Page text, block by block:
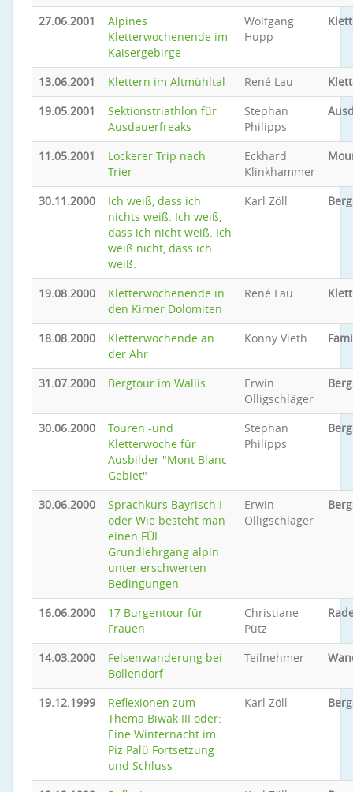
27.06.2001
Alpines
Kletterwochenende im
Kaisergebirge
Wolfgang
Hupp
13.06.2001 Klettern im Altmühltal René Lau
19.05.2001
Sektionstriathlon für
Ausdauerfreaks
Stephan
Philipps
11.05.2001
Lockerer Trip nach
Trier
Eckhard
Klinkhammer
30.11.2000
Ich weiß, dass ich
nichts weiß. Ich weiß,
dass ich nicht weiß. Ich
weiß nicht, dass ich
weiß.
Karl Zöll
19.08.2000
Kletterwochenende in
den Kirner Dolomiten
René Lau
18.08.2000
Kletterwochende an
der Ahr
Konny Vieth
31.07.2000 Bergtour im Wallis
Erwin
Olligschläger
30.06.2000
Touren -und
Kletterwoche für
Ausbilder "Mont Blanc
Gebiet"
Stephan
Philipps
30.06.2000
Sprachkurs Bayrisch I
oder Wie besteht man
einen FÜL
Grundlehrgang alpin
unter erschwerten
Bedingungen
Erwin
Olligschläger
16.06.2000
17 Burgentour für
Frauen
Christiane
Pütz
14.03.2000
Felsenwanderung bei
Bollendorf
Teilnehmer
19.12.1999
Reflexionen zum
Thema Biwak III oder:
Eine Winternacht im
Piz Palü Fortsetzung
und Schluss
Karl Zöll